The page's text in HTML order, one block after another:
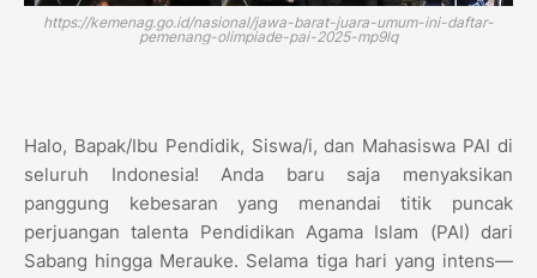
https://kemenag.go.id/nasional/jawa-barat-juara-umum-ini-daftar-
pemenang-olimpiade-pai-2025-mp9lq
Halo, Bapak/Ibu Pendidik, Siswa/i, dan Mahasiswa PAI di
seluruh Indonesia! Anda baru saja menyaksikan
panggung kebesaran yang menandai titik puncak
perjuangan talenta Pendidikan Agama Islam (PAI) dari
Sabang hingga Merauke. Selama tiga hari yang intens—